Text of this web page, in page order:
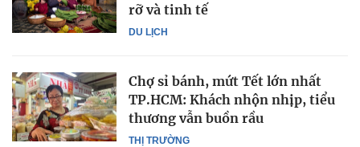
DU LỊCH
rỡ và tinh tế
THỊ TRƯỜNG
Chợ sỉ bánh, mứt Tết lớn nhất
TP.HCM: Khách nhộn nhịp, tiểu
thương vẫn buồn rầu